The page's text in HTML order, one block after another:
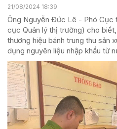
21/08/2024 18:39
Ông Nguyễn Đức Lê - Phó Cục
cục Quản lý thị trường) cho
thương hiệu bánh trung thu sản
dụng nguyên liệu nhập khẩu từ